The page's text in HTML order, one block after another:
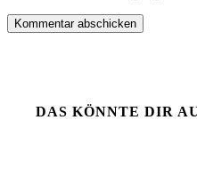
Kommentar abschicken
DAS KÖNNTE DIR